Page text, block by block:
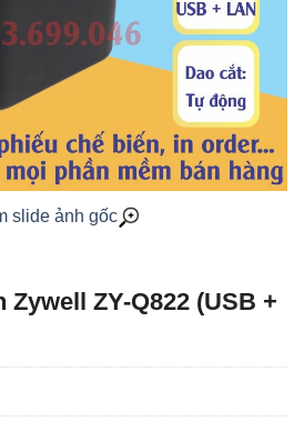
slide ảnh gốc
ZY-Q822 (USB +